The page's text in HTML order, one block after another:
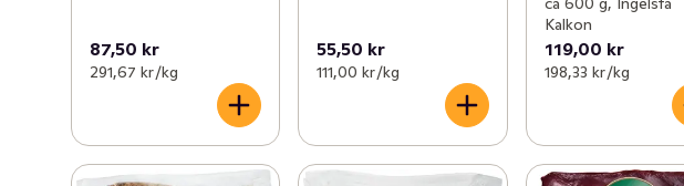
87,50 kr
291,67 kr /kg
55,50 kr
111,00 kr /kg
Kalkon
119,00 kr
198,33 kr /kg